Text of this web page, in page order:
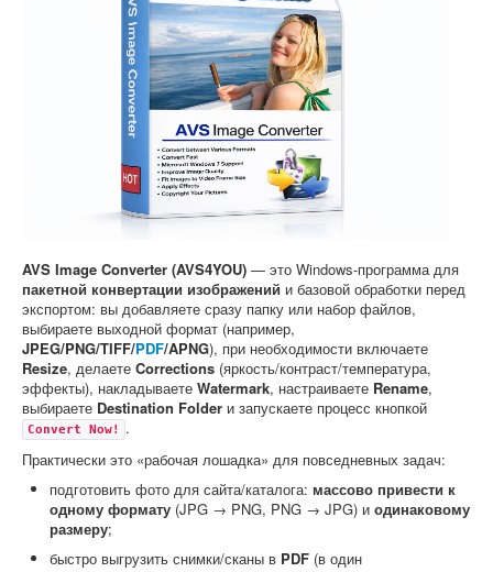
Конференция
Системные программы
AVS Image Converter (AVS4YOU) — это Windows-программа для
пакетной конвертации изображений и базовой обработки перед
экспортом: вы добавляете сразу папку или набор файлов,
выбираете выходной формат (например,
JPEG/PNG/TIFF/PDF/APNG), при необходимости включаете
Resize, делаете Corrections (яркость/контраст/температура,
эффекты), накладываете Watermark, настраиваете Rename,
выбираете Destination Folder и запускаете процесс кнопкой
Convert Now!
.
Практически это «рабочая лошадка» для повседневных задач:
подготовить фото для сайта/каталога: массово привести к
одному формату (JPG → PNG, PNG → JPG) и одинаковому
размеру;
быстро выгрузить снимки/сканы в PDF (в один